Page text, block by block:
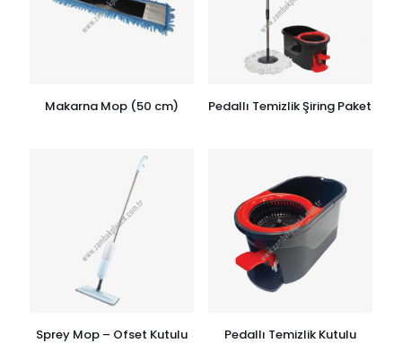
Makarna Mop (50 cm) Pedallı Temizlik Şiring Paket
Sprey Mop – Ofset Kutulu Pedallı Temizlik Kutulu